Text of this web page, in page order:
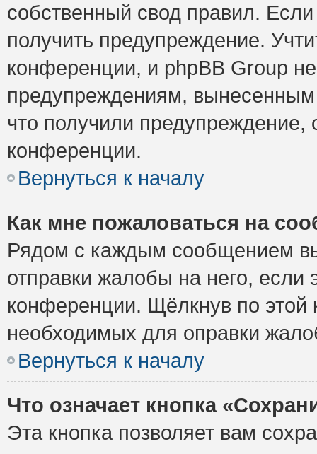
собственный свод правил.
получить предупреждение.
конференции, и phpBB Group
предупреждениям,
что получили предупреждение,
конференции.
Вернуться к началу
Как мне пожаловаться на
Рядом с каждым сообщением
отправки жалобы на него,
конференции. Щёлкнув по этой
необходимых для оправки
Вернуться к началу
Что означает кнопка
Эта кнопка позволяет вам